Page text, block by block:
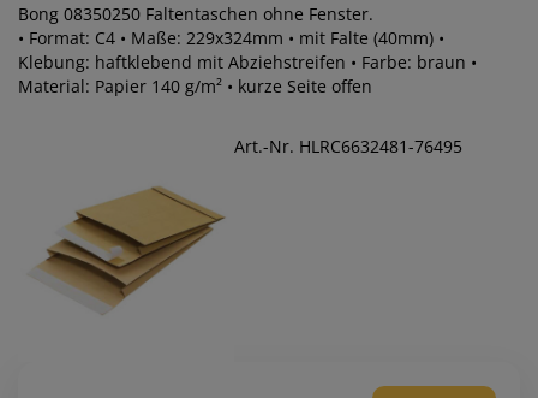
Bong 08350250 Faltentaschen ohne Fenster.
• Format: C4 • Maße: 229x324mm • mit Falte (40mm) •
Klebung: haftklebend mit Abziehstreifen • Farbe: braun •
Material: Papier 140 g/m² • kurze Seite offen
Art.-Nr. HLRC6632481-76495